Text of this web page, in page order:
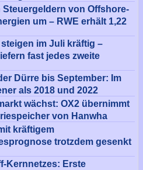
von Offshore-
um – RWE erhält 1,22
im Juli kräftig –
fast jedes zweite
Dürre bis September: Im
als 2018 und 2022
wächst: OX2 übernimmt
von Hanwha
kräftigem
trotzdem gesenkt
Kernnetzes: Erste